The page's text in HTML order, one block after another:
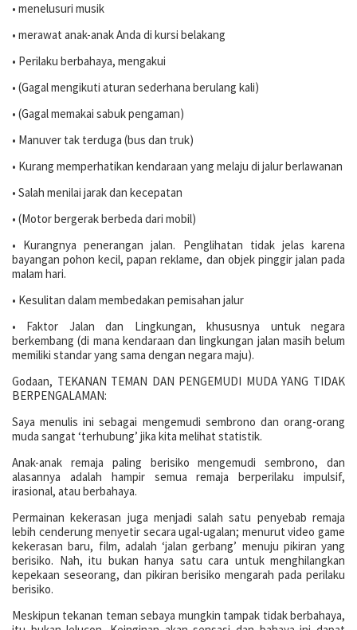
• menelusuri musik
• merawat anak-anak Anda di kursi belakang
• Perilaku berbahaya, mengakui
• (Gagal mengikuti aturan sederhana berulang kali)
• (Gagal memakai sabuk pengaman)
• Manuver tak terduga (bus dan truk)
• Kurang memperhatikan kendaraan yang melaju di jalur berlawanan
• Salah menilai jarak dan kecepatan
• (Motor bergerak berbeda dari mobil)
• Kurangnya penerangan jalan. Penglihatan tidak jelas karena
bayangan pohon kecil, papan reklame, dan objek pinggir jalan pada
malam hari.
• Kesulitan dalam membedakan pemisahan jalur
• Faktor Jalan dan Lingkungan, khususnya untuk negara
berkembang (di mana kendaraan dan lingkungan jalan masih belum
memiliki standar yang sama dengan negara maju).
Godaan, TEKANAN TEMAN DAN PENGEMUDI MUDA YANG TIDAK
BERPENGALAMAN:
Saya menulis ini sebagai mengemudi sembrono dan orang-orang
muda sangat ‘terhubung’ jika kita melihat statistik.
Anak-anak remaja paling berisiko mengemudi sembrono, dan
alasannya adalah hampir semua remaja berperilaku impulsif,
irasional, atau berbahaya.
Permainan kekerasan juga menjadi salah satu penyebab remaja
lebih cenderung menyetir secara ugal-ugalan; menurut video game
kekerasan baru, film, adalah ‘jalan gerbang’ menuju pikiran yang
berisiko. Nah, itu bukan hanya satu cara untuk menghilangkan
kepekaan seseorang, dan pikiran berisiko mengarah pada perilaku
berisiko.
Meskipun tekanan teman sebaya mungkin tampak tidak berbahaya,